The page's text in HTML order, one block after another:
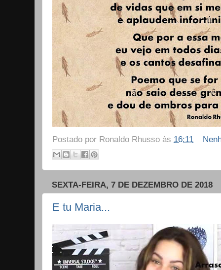
Postado por Ronaldo Rhusso às 16:11
SEXTA-FEIRA, 7 DE DEZEMBRO DE 2018
E tu Maria...